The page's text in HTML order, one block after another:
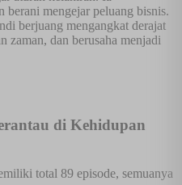
berani mengejar peluang bisnis.
berjuang mengangkat derajat
zaman, dan berusaha menjadi
di Kehidupan
total 89 episode, semuanya